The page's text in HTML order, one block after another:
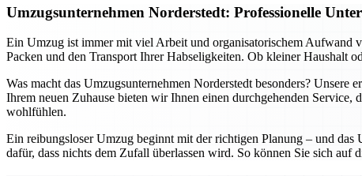
Umzugsunternehmen Norderstedt: Professionelle
Ein Umzug ist immer mit viel Arbeit und organisatorischem Aufwand
Packen und den Transport Ihrer Habseligkeiten. Ob kleiner Haushalt
Was macht das Umzugsunternehmen Norderstedt besonders? Unsere
Ihrem neuen Zuhause bieten wir Ihnen einen durchgehenden Service,
wohlfühlen.
Ein reibungsloser Umzug beginnt mit der richtigen Planung – und das
dafür, dass nichts dem Zufall überlassen wird. So können Sie sich